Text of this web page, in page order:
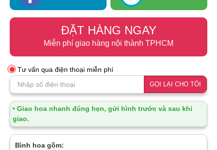
ĐẶT HÀNG NGAY
Miễn phí giao hàng nội thành TPHCM
Tư vấn qua điện thoại miễn phí
GỌI LẠI CHO TÔI
• Giao hoa nhanh đúng hẹn, gửi hình trước và sau khi
giao.
Bình hoa gồm: